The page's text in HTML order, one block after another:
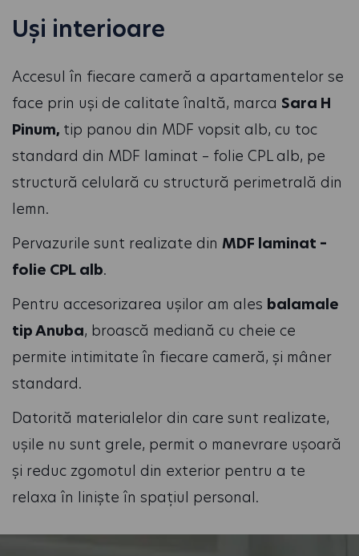
Uși interioare
Accesul în fiecare cameră a apartamentelor se
face prin uși de calitate înaltă, marca Sara H
Pinum, tip panou din MDF vopsit alb, cu toc
standard din MDF laminat – folie CPL alb, pe
structură celulară cu structură perimetrală din
lemn.
Pervazurile sunt realizate din MDF laminat –
folie CPL alb.
Pentru accesorizarea ușilor am ales balamale
tip Anuba, broască mediană cu cheie ce
permite intimitate în fiecare cameră, și mâner
standard.
Datorită materialelor din care sunt realizate,
ușile nu sunt grele, permit o manevrare ușoară
și reduc zgomotul din exterior pentru a te
relaxa în liniște în spațiul personal.